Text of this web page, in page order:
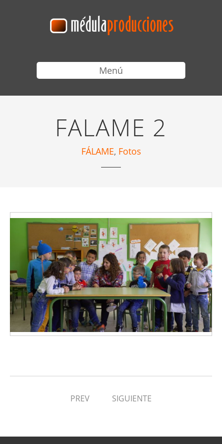
Menú
FALAME 2
FÁLAME, Fotos
PREV SIGUIENTE